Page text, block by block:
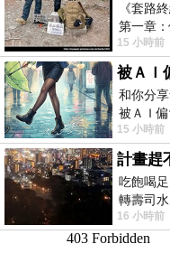
《套路
第一章
卡爾頓
15 小時前
被ＡＩ
和你分
被ＡＩ
15 小時前
吃飽喝
轉壽司
16 小時前